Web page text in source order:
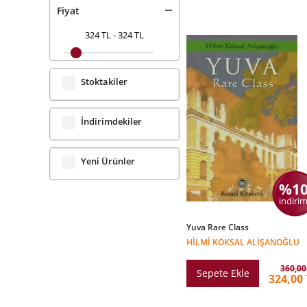
Fiyat
324 TL-324 TL
Stoktakiler
İndirimdekiler
Yeni Ürünler
Yuva Rare Class
HILMI KÖKSAL ALIŞANOĞLU
Sepete Ekle 324,00